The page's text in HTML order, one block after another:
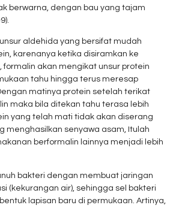
berwarna, dengan bau yang tajam
aldehida yang bersifat mudah
karenanya ketika disiramkan ke
akan mengikat unsur protein
tahu hingga terus meresap
matinya protein setelah terikat
maka bila ditekan tahu terasa lebih
yang telah mati tidak akan diserang
menghasilkan senyawa asam, Itulah
berformalin lainnya menjadi lebih
bakteri dengan membuat jaringan
(kekurangan air), sehingga sel bakteri
lapisan baru di permukaan. Artinya,